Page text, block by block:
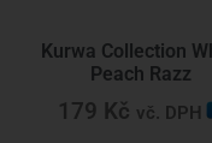
Kurwa Collection
Peach Razz
179 Kč vč. DPH